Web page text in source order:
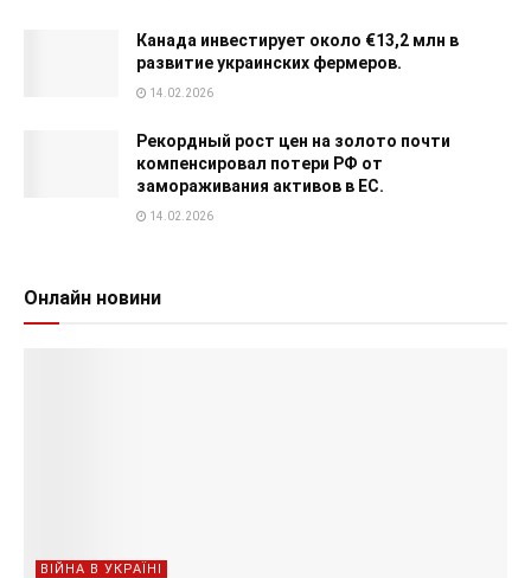
Канада инвестирует около €13,2 млн в
развитие украинских фермеров.
14.02.2026
Рекордный рост цен на золото почти
компенсировал потери РФ от
замораживания активов в ЕС.
14.02.2026
Онлайн новини
ВІЙНА В УКРАЇНІ